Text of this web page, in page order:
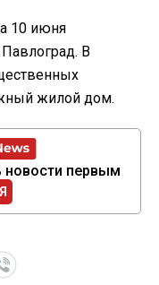
10 июня
Павлоград. В
жилой дом.
новости первым